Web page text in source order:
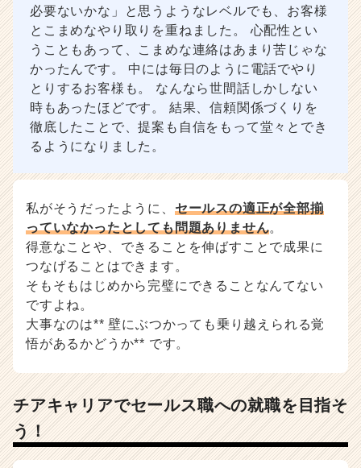
必要ないかな」と思うようなレベルでも、お客様
とこまめなやり取りを重ねました。 心配性とい
うこともあって、こまめな連絡はあまり苦じゃな
かったんです。 中には毎日のように電話でやり
とりするお客様も。 なんなら世間話しかしない
時もあったほどです。 結果、信頼関係づくりを
徹底したことで、提案も自信をもって堂々とでき
るようになりました。
私がそうだったように、 セールスの適正が全部揃
っていなかったとしても問題ありません。
得意なことや、できることを伸ばすことで成果に
つなげることはできます。
そもそもはじめから完璧にできることなんてない
ですよね。
大事なのは** 壁にぶつかっても乗り越えられる覚
悟があるかどうか** です。
チアキャリアでセールス職への就職を目指そ
う！